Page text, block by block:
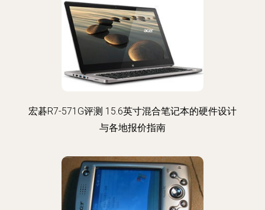
宏碁R7-571G评测 15.6英寸混合笔记本的硬件设计
与各地报价指南